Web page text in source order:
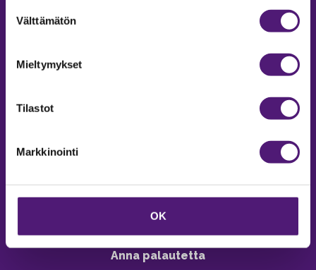
valinta
Välttämätön
Mieltymykset
Tilastot
Markkinointi
OK
Vastuullisuus
Ympäristöohjelma
Avoimet työpaikat
Anna palautetta